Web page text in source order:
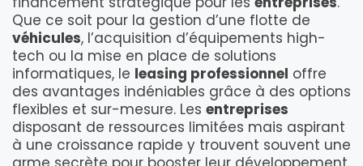
Que ce soit pour la gestion d’une flotte de
véhicules, l’acquisition d’équipements high-
tech ou la mise en place de solutions
informatiques, le leasing professionnel offre
des avantages indéniables grâce à des options
flexibles et sur-mesure. Les entreprises
disposant de ressources limitées mais aspirant
à une croissance rapide y trouvent souvent une